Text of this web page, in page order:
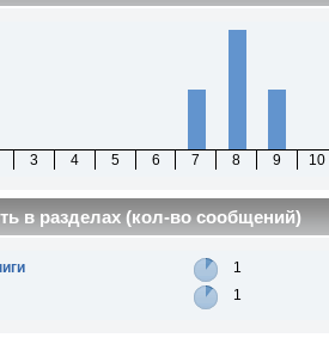
3 4 5 6 7 8 9 10
в разделах (кол-во сообщений)
1
1